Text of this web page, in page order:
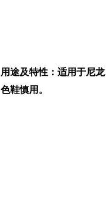
用途及特性：适用于尼
色鞋慎用。